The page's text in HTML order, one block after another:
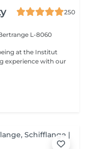
250
L-8060
at the Institut
experience with our